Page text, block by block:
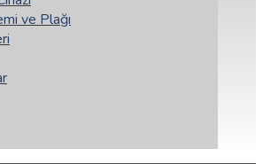
ve Plağı